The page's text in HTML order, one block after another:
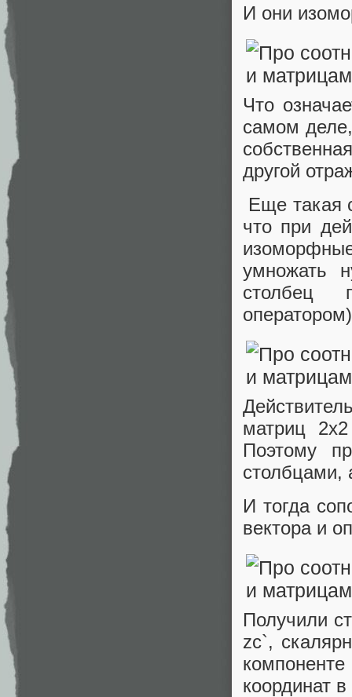
И они
Что
самом
другой
Еще такая
что при
умножать
столбец
оператором)
матриц
Поэтому
столбцами,
И тогда
вектора и
Получили
zc`,
координат